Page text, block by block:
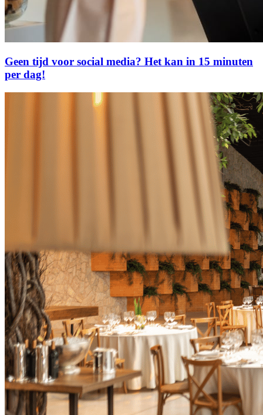
Geen tijd voor social media? Het kan in 15 minuten
per dag!